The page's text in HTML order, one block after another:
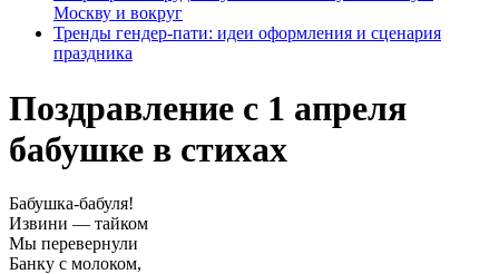
Москву и вокруг
Тренды гендер-пати: идеи оформления и сценария
праздника
Поздравление с 1 апреля
бабушке в стихах
Бабушка-бабуля!
Извини — тайком
Мы перевернули
Банку с молоком,